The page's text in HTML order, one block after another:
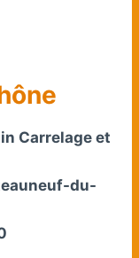
Carrelage et
du-